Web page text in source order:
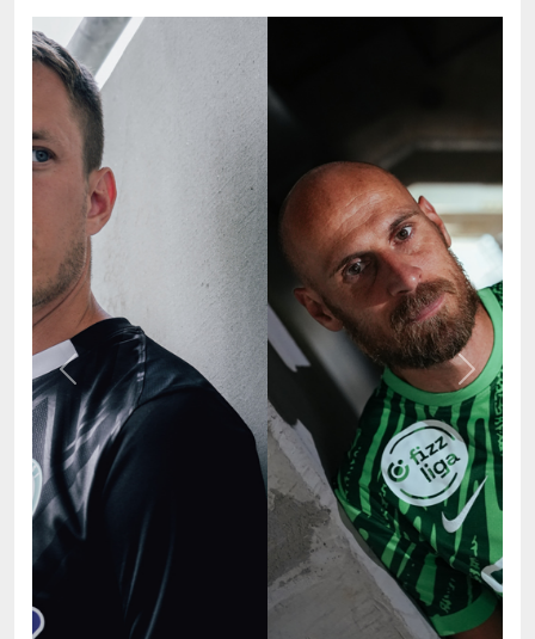
Previous Next